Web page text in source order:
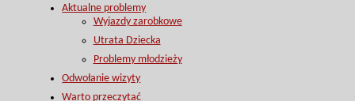
Aktualne problemy
Wyjazdy zarobkowe
Utrata Dziecka
Problemy młodzieży
Odwołanie wizyty
Warto przeczytać